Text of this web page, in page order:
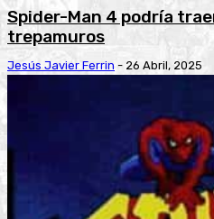
Spider-Man 4 podría
trepamuros
Jesús Javier Ferrin - 26 Abril, 2025